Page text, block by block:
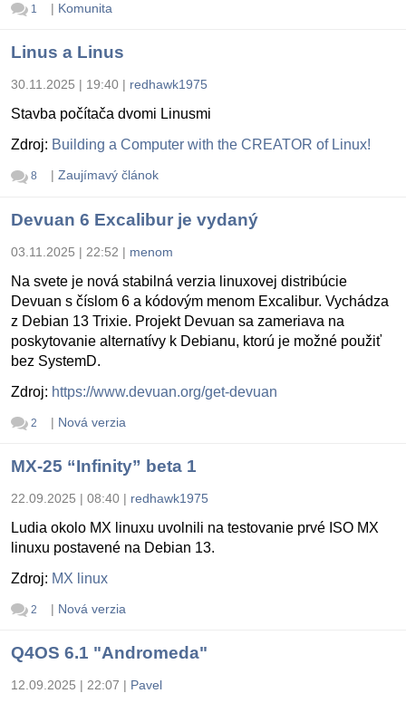
1 | Komunita
Linus a Linus
30.11.2025 | 19:40 | redhawk1975
Stavba počítača dvomi Linusmi
Zdroj: Building a Computer with the CREATOR of Linux!
8 | Zaujímavý článok
Devuan 6 Excalibur je vydaný
03.11.2025 | 22:52 | menom
Na svete je nová stabilná verzia linuxovej distribúcie
Devuan s číslom 6 a kódovým menom Excalibur. Vychádza
z Debian 13 Trixie. Projekt Devuan sa zameriava na
poskytovanie alternatívy k Debianu, ktorú je možné použiť
bez SystemD.
Zdroj: https://www.devuan.org/get-devuan
2 | Nová verzia
MX-25 “Infinity” beta 1
22.09.2025 | 08:40 | redhawk1975
Ludia okolo MX linuxu uvolnili na testovanie prvé ISO MX
linuxu postavené na Debian 13.
Zdroj: MX linux
2 | Nová verzia
Q4OS 6.1 "Andromeda"
12.09.2025 | 22:07 | Pavel